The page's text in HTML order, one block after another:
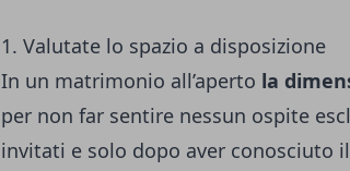
1. Valutate lo spazio a disposizione
In un matrimonio all’aperto la
per non far sentire nessun ospite
invitati e solo dopo aver conosciuto